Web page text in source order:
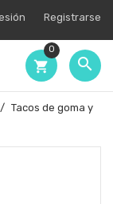
Registrarse

shopping_cart
0
Tacos de goma y